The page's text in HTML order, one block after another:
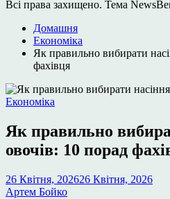
Всі права захищено. Тема
Домашня
Економіка
Як правильно вибирати
фахівця
Опублікувати
Економіка
Як правильно
овочів: 10 порад
26 Квітня, 202626 Квітня, 2026
Артем Бойко